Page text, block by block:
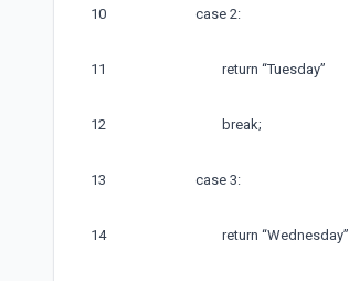
10
11
12
13
14
case 2:
return “Tuesday”
break;
case 3:
return “Wednesday”